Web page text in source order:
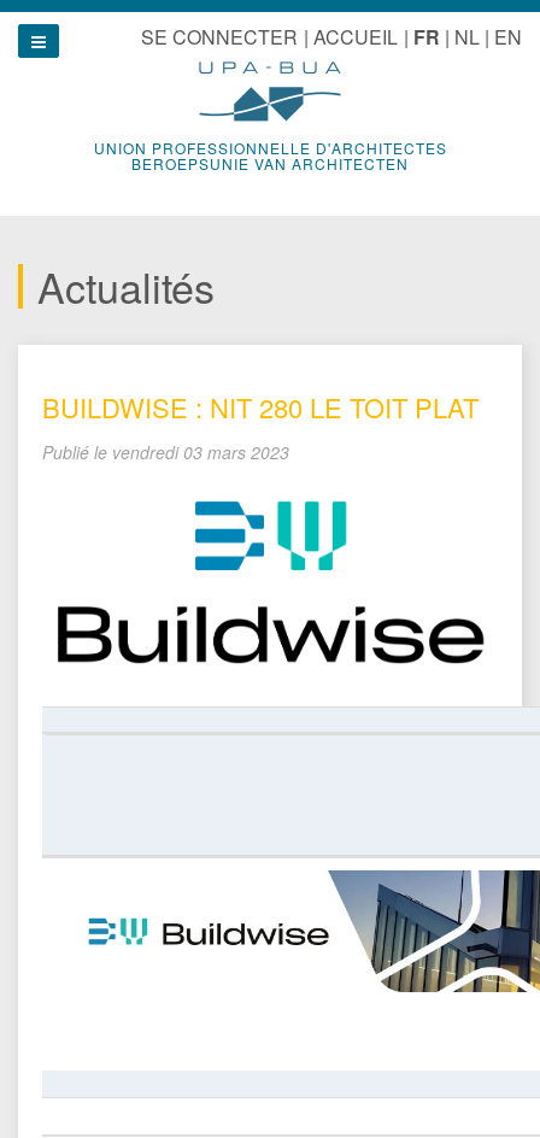
Aller
contenu
SE CONNECTER ACCUEIL FR NL EN
UNION PROFESSIONNELLE D'ARCHITECTES
BEROEPSUNIE VAN ARCHITECTEN
Show navigation
Actualités
BUILDWISE : NIT 280 LE TOIT PLAT
Publié le vendredi 03 mars 2023